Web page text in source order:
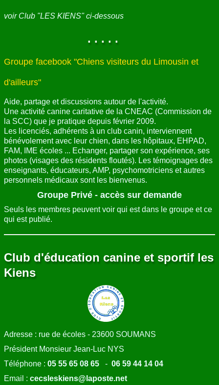
voir Club "LES KIENS" ci-dessous
. . . . .
Groupe facebook "Chiens visiteurs du Limousin et
d'ailleurs"
Aide, partage et discussions autour de l'activité.
Une activité canine caritative de la CNEAC (Commission de
la SCC) que je pratique depuis février 2009.
Les licenciés, adhérents à un club canin, interviennent
bénévolement avec leur chien, dans les hôpitaux, EHPAD,
FAM, IME écoles ... Echanger, partager son expérience, ses
photos (visages des résidents floutés). Les témoignages des
enseignants, éducateurs, AMP, psychomotriciens et autres
personnels médicaux sont les bienvenus.
Groupe Privé - accès sur demande
Seuls les membres peuvent voir qui est dans le groupe et ce
qui est publié.
Club d'éducation canine et sportif les
Kiens
Adresse : rue de écoles - 23600 SOUMANS
Président Monsieur Jean-Luc NYS
Téléphone : 05 55 65 08 65 - 06 59 44 14 04
Email : cecsleskiens@laposte.net